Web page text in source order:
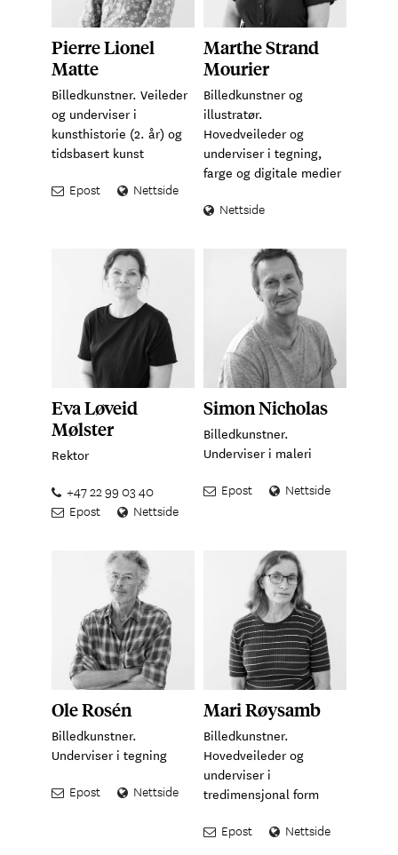
Pierre Lionel
Matte
Billedkunstner. Veileder
og underviser i
kunsthistorie (2. år) og
tidsbasert kunst
Epost
Nettside
Marthe Strand
Mourier
Billedkunstner og
illustratør.
Hovedveileder og
underviser i tegning,
farge og digitale medier
Nettside
Eva Løveid
Mølster
Rektor
+47 22 99 03 40
Epost
Nettside
Simon Nicholas
Billedkunstner.
Underviser i maleri
Epost
Nettside
Ole Rosén
Billedkunstner.
Underviser i tegning
Epost
Nettside
Mari Røysamb
Billedkunstner.
Hovedveileder og
underviser i
tredimensjonal form
Epost
Nettside